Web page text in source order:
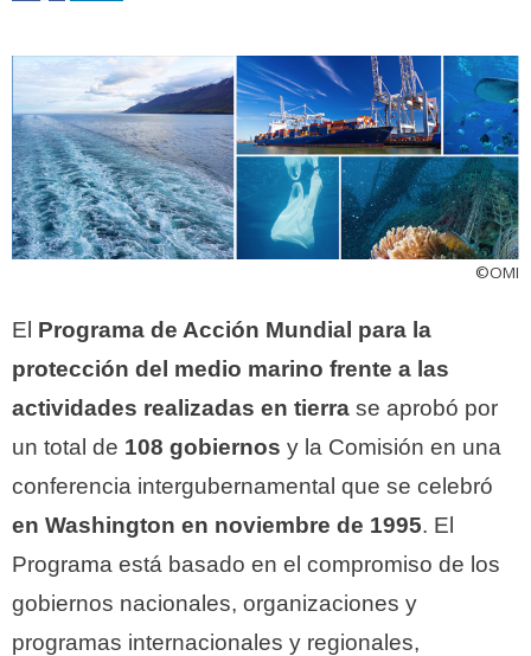
©OMI
El Programa de Acción Mundial para la
protección del medio marino frente a las
actividades realizadas en tierra se aprobó por
un total de 108 gobiernos y la Comisión en una
conferencia intergubernamental que se celebró
en Washington en noviembre de 1995. El
Programa está basado en el compromiso de los
gobiernos nacionales, organizaciones y
programas internacionales y regionales,